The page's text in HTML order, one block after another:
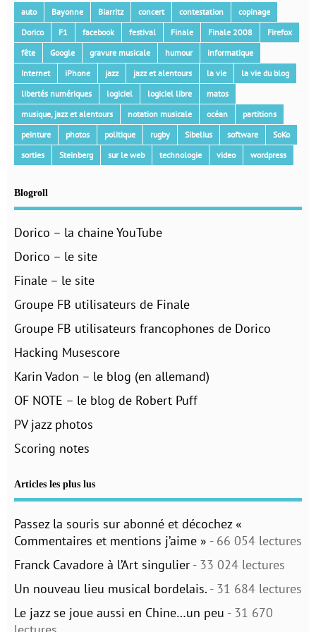
auto Bayonne Biarritz concert contestation
copinage
Dorico
F1 facebook festival Finale Finale 2008
Firefox
fête
Google gravure musicale humour
informatique
Internet
iPhone jazz jazz et alentours la vie
la vie du blog
libertés numériques
logiciel logiciel libre
matos
musique, jazz et alentours
notation musicale océan
partitions
peinture
photos politique rugby Sibelius software
SoKo
sorties
Steinberg sur le web technologie video wordpress
Blogroll
Dorico – la chaine YouTube
Dorico – le site
Finale – le site
Groupe FB utilisateurs de Finale
Groupe FB utilisateurs francophones de Dorico
Hacking Musescore
Karin Vadon – le blog (en allemand)
OF NOTE – le blog de Robert Puff
PV jazz photos
Scoring notes
Articles les plus lus
Passez la souris sur abonné et décochez «
Commentaires et mentions j’aime » - 66 054 lectures
Franck Cavadore à l’Art singulier - 33 024 lectures
Un nouveau lieu musical bordelais. - 31 684 lectures
Le jazz se joue aussi en Chine…un peu - 31 670